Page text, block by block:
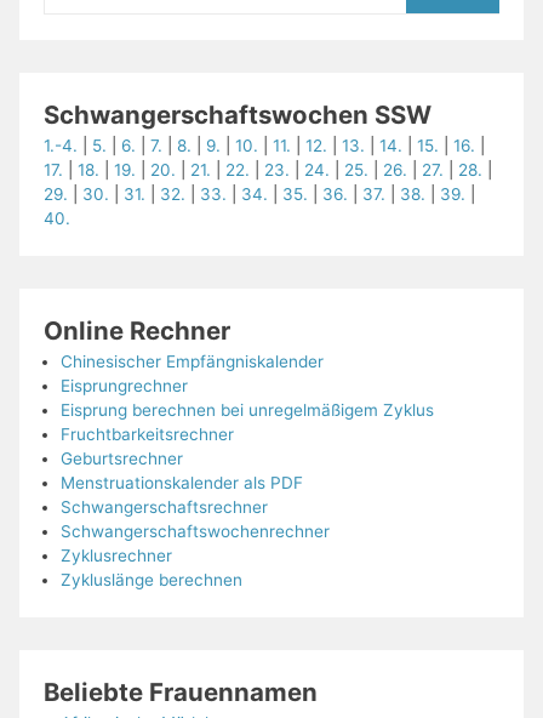
Schwangerschaftswochen SSW
1.-4. 5. 6. |7. |8. 9. |10. |11. |12. |13. |14. |15. |16.
17. |18. |19. 20. 21. 22. 23. 24. 25. 26. 27. 28.
29.
30. 31. 32. 33. 34. 35. 36. 37. 38. 39.
40.
Online Rechner
Chinesischer Empfängniskalender
Eisprungrechner
Eisprung berechnen bei unregelmäßigem Zyklus
Fruchtbarkeitsrechner
Geburtsrechner
Menstruationskalender als PDF
Schwangerschaftsrechner
Schwangerschaftswochenrechner
Zyklusrechner
Zykluslänge berechnen
Beliebte Frauennamen